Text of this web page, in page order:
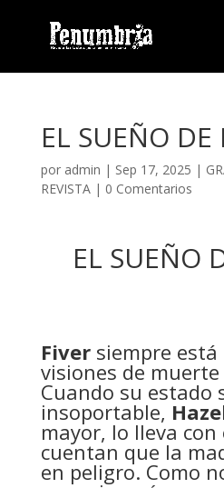
EL SUEÑO DE
por admin | Sep 17, 2025 |
REVISTA| 0 Comentarios
EL SUEÑO
Fiversiempre está
visiones de
Cuando su estado
insoportable,
mayor, lo lleva con
cuentan que la
en peligro. Como